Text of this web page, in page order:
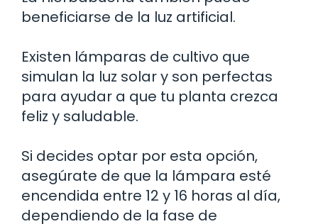
beneficiarse de la luz artificial.
Existen lámparas de cultivo que
simulan la luz solar y son perfectas
para ayudar a que tu planta crezca
feliz y saludable.
Si decides optar por esta opción,
asegúrate de que la lámpara esté
encendida entre 12 y 16 horas al día,
dependiendo de la fase de